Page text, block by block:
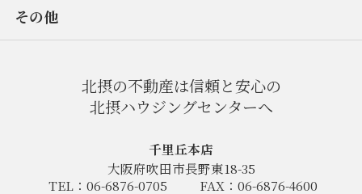
その他
北摂の不動産は信頼と安心の
北摂ハウジングセンターへ
千里丘本店
大阪府吹田市長野東18-35
TEL：06-6876-0705
FAX：06-6876-4600